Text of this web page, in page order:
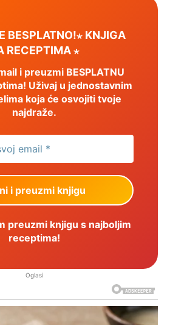
BESPLATNO!⋆ KNJIGA
RECEPTIMA ⋆
i preuzmi BESPLATNU
Uživaj u jednostavnim
koja će osvojiti tvoje
najdraže.
preuzmi knjigu s najboljim
receptima!
Oglasi